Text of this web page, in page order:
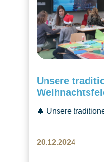
Unsere
🎄 Unsere
Zauber
20.12.2024